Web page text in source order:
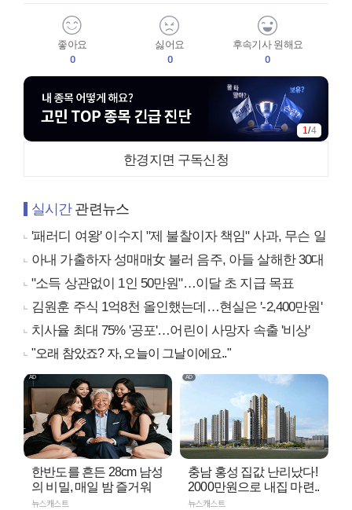
좋아요
0
싫어요
0
후속기사 원해요
0
1/4
한경지면 구독신청
실시간관련뉴스
'패러디 여왕' 이수지 "제 불찰이자 책임" 사과, 무슨 일
아내 가출하자 성매매女 불러 음주, 아들 살해한 30대
"소득 상관없이 1인 50만원"…이달 초 지급 목표
김원훈 주식 1억8천 올인했는데…현실은 '-2,400만원'
치사율 최대 75% '공포'…어린이 사망자 속출 '비상'
"오래 참았죠? 자, 오늘이 그날이에요.."
한반도를 흔든 28cm 남성
의 비밀, 매일 밤 즐거워
뉴스캐스트
충남 홍성 집값 난리났다!
2000만원으로 내집 마련..
뉴스캐스트